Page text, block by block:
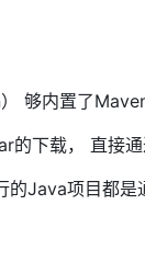
够内置了
下载， 直接通
Java项目都是